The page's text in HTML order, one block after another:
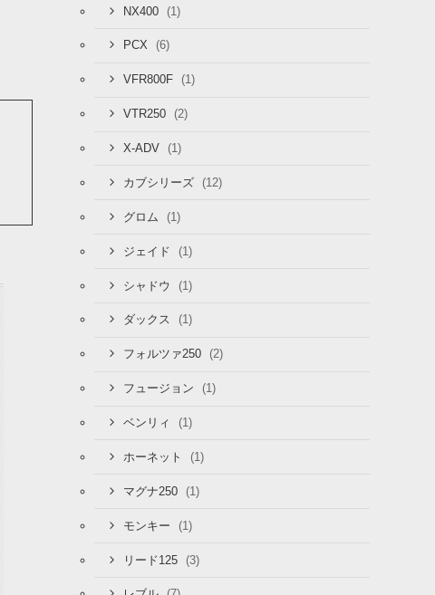
NX400 (1)
PCX (6)
VFR800F (1)
VTR250 (2)
X-ADV (1)
カブシリーズ (12)
グロム (1)
ジェイド (1)
シャドウ (1)
ダックス (1)
フォルツァ250 (2)
フュージョン (1)
ベンリィ (1)
ホーネット (1)
マグナ250 (1)
モンキー (1)
リード125 (3)